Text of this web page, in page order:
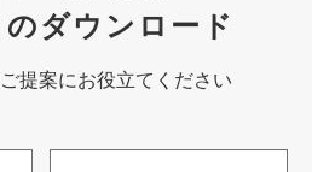
ダウンロード
提案にお役立てください